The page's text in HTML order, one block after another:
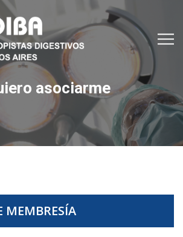
asociarme
MEMBRESÍA